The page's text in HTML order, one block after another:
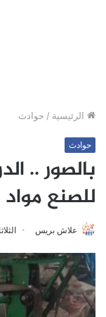
الرئيسية / حوادث
حوادث
بالصور ..
للصنع
علاش بريس الثلاثاء 18